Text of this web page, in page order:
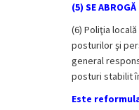
(5) SE ABROGĂ
(6) Poliţia
posturilor şi
general
posturi stabilit
Este